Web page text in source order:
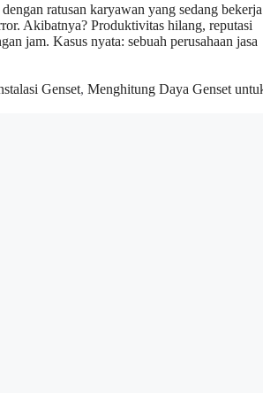
ratusan karyawan yang sedang
Akibatnya? Produktivitas hilang, reputasi
jam. Kasus nyata: sebuah perusahaan jasa
Genset, Menghitung Daya Genset